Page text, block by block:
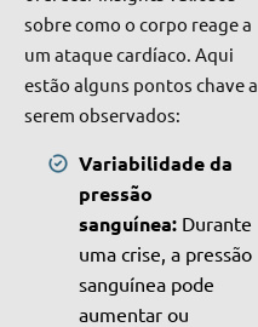
sobre como o corpo reage a
um ataque cardíaco. Aqui
estão alguns pontos chave a
serem observados:
Variabilidade da
pressão
sanguínea: Durante
uma crise, a pressão
sanguínea pode
aumentar ou